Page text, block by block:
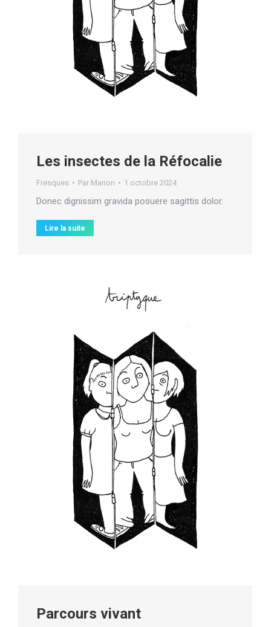
Les insectes de la Réfocalie
Fresques Par Marion 1 octobre 2024
Donec dignissim gravida posuere sagittis dolor.
Lire la suite
Parcours vivant